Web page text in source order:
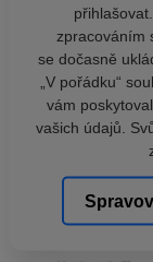
zpracováním
se dočasně
„V pořádku“
vám
vašich údajů.